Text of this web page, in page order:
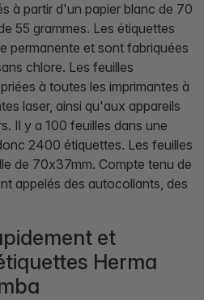
à partir d'un papier blanc de 70
55 grammes. Les étiquettes
permanente et sont fabriquées
chlore. Les feuilles
à toutes les imprimantes à
laser, ainsi qu'aux appareils
Il y a 100 feuilles dans une
2400 étiquettes. Les feuilles
de 70x37mm. Compte tenu de
appelés des autocollants, des
et
Herma